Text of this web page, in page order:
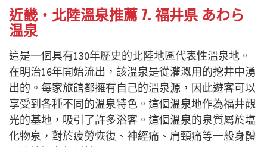
近畿・北陸溫泉推薦 7. 福井県 あわら
温泉
這是一個具有130年歷史的北陸地區代表性溫泉地。
在明治16年開始流出，該溫泉是從灌溉用的挖井中湧
出的。每家旅館都擁有自己的溫泉源，因此遊客可以
享受到各種不同的溫泉特色。這個溫泉地作為福井觀
光的基地，吸引了許多浴客。這個溫泉的泉質屬於塩
化物泉，對於疲勞恢復、神經痛、肩頸痛等一般身體